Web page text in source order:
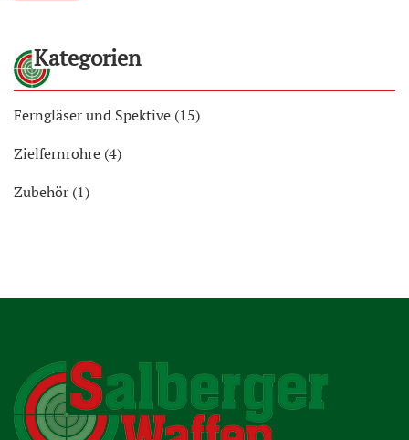
Kategorien
Ferngläser und Spektive (15)
Zielfernrohre (4)
Zubehör (1)